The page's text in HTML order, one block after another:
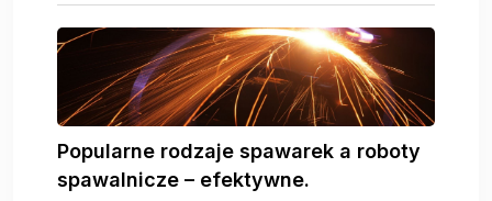
Popularne rodzaje spawarek a roboty
spawalnicze – efektywne.